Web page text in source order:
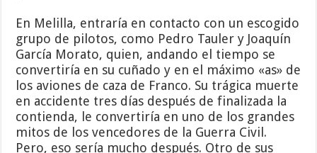
En Melilla, entraría en contacto con un escogido
grupo de pilotos, como Pedro Tauler y Joaquín
García Morato, quien, andando el tiempo se
convertiría en su cuñado y en el máximo «as» de
los aviones de caza de Franco. Su trágica muerte
en accidente tres días después de finalizada la
contienda, le convertiría en uno de los grandes
mitos de los vencedores de la Guerra Civil.
Pero, eso sería mucho después. Otro de sus